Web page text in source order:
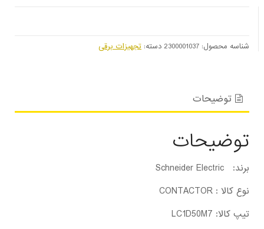
شناسه محصول: 2300001037 دسته: تجهیزات برقی
توضیحات
توضیحات
برند: Schneider Electric
نوع کالا : CONTACTOR
تیپ کالا: LC1D50M7